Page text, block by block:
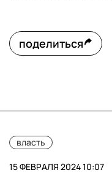
поделиться
власть
15 ФЕВРАЛЯ 2024 10:07